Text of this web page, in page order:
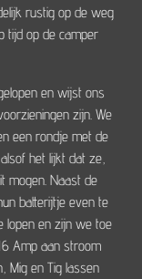
rustig op de weg
tijd op de camper
en wijst ons
zijn. We
een rondje met de
het lijkt dat ze,
mogen. Naast de
batterijtje even te
lopen en zijn we toe
Amp aan stroom
Mig en Tig lassen